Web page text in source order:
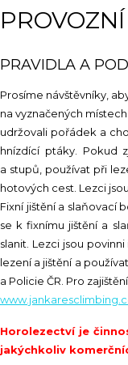
PRAVIDLA A
Prosíme návštěvníky,
na vyznačených
udržovali pořádek a
hnízdící ptáky. Pokud
a stupů, používat při
hotových cest. Lezci
Fixní jištění a slaňovací
se k fixnímu jištění a
slanit. Lezci jsou
lezení a jištění a
a Policie ČR. Pro
Horolezectví je
jakýchkoliv